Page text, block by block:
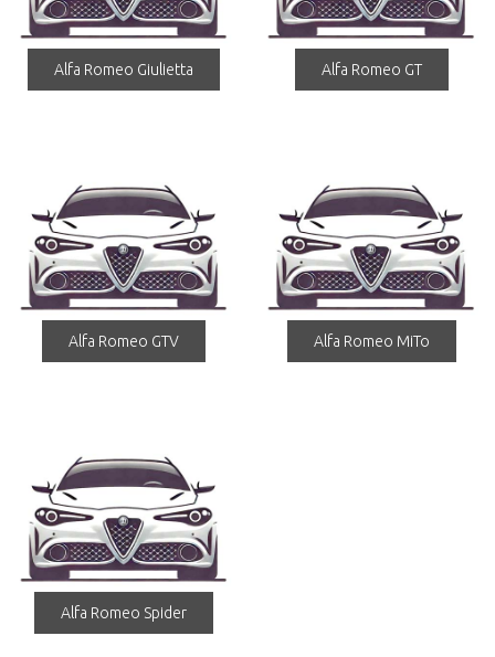
Alfa Romeo Giulietta Alfa Romeo GT
Alfa Romeo GTV Alfa Romeo MiTo
Alfa Romeo Spider